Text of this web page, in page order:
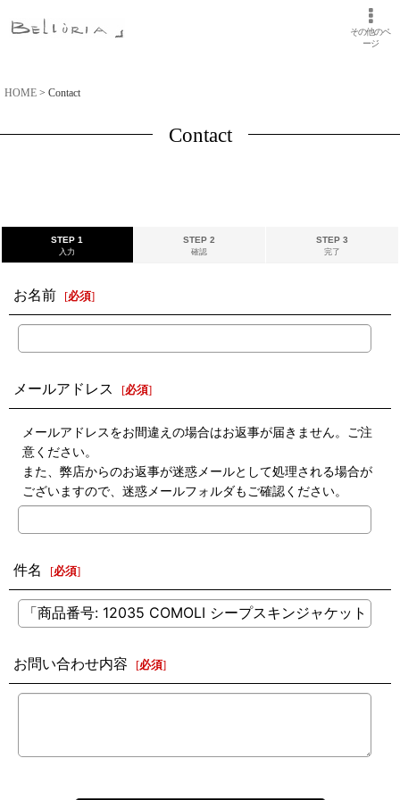
その他のペ
ージ
HOME > Contact
Contact
STEP 1
入力
STEP 2
確認
STEP 3
完了
お名前 [必須]
メールアドレス [必須]
メールアドレスをお間違えの場合はお返事が届きません。ご注
意ください。
また、弊店からのお返事が迷惑メールとして処理される場合が
ございますので、迷惑メールフォルダもご確認ください。
件名 [必須]
お問い合わせ内容 [必須]